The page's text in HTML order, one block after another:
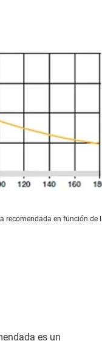
recomendada en función de
es un